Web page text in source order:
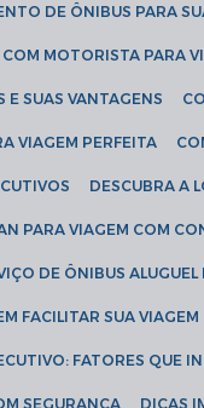
DE ÔNIBUS PARA
MOTORISTA PARA
E SUAS VANTAGENS
VIAGEM PERFEITA
DESCUBRA
PARA VIAGEM COM
DE ÔNIBUS
FACILITAR SUA VIAGEM
FATORES QUE
SEGURANÇA DICAS